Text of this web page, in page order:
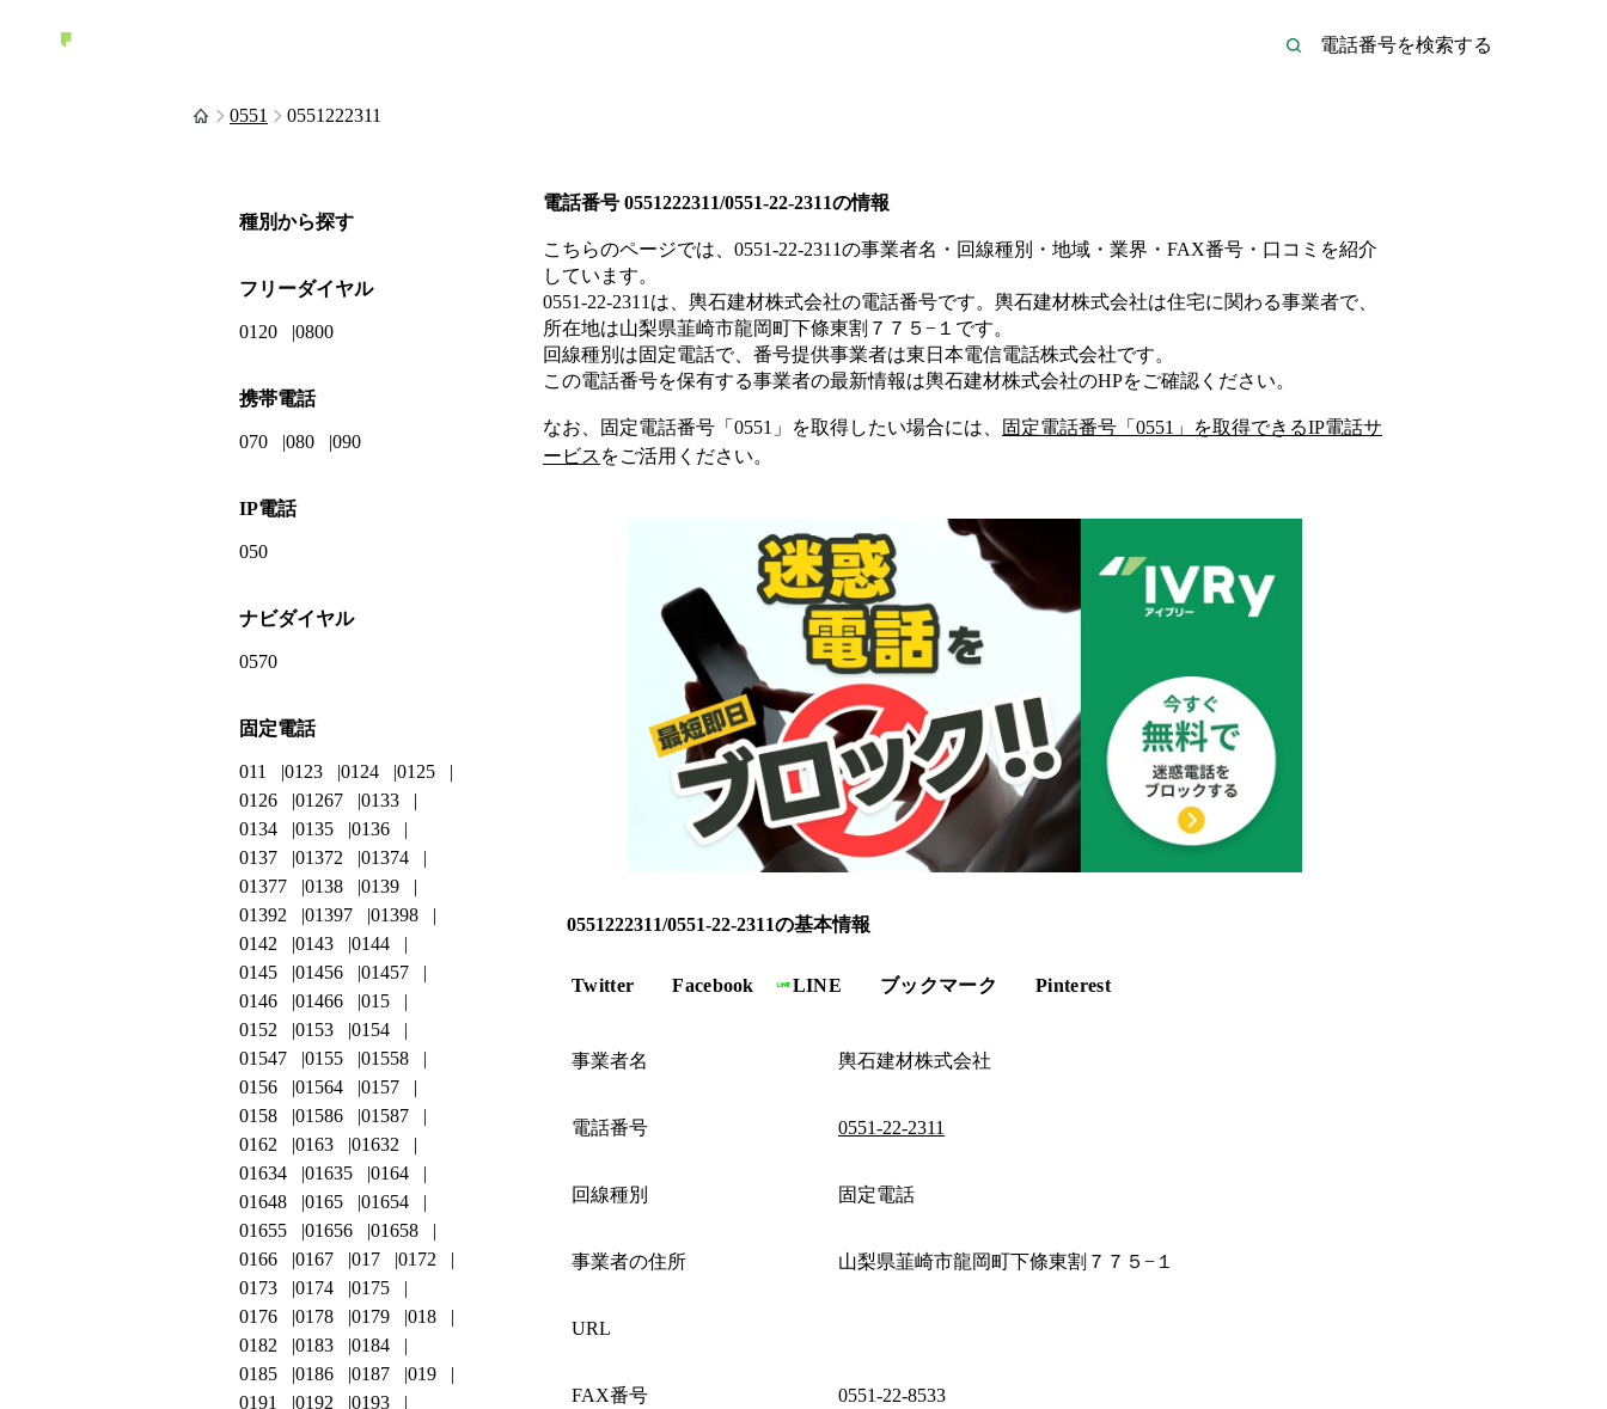
0551 0551222311
電話番号 0551222311/0551-22-2311の情報
こちらのページでは、 0551-22-2311の事業者名・回線種別・地域・業界・FAX番号・口コミを紹介
しています。
0551-22-2311 は、 輿石建材株式会社の電話番号です。 輿石建材株式会社は住宅に関わる事業者で、
所在地は山梨県韮崎市龍岡町下條東割７７５−１ です。
回線種別は固定電話で、番号提供事業者は東日本電信電話株式会社です。
この電話番号を保有する事業者の最新情報は輿石建材株式会社のHPをご確認ください。
なお、固定電話番号「 0551 」を取得したい場合には、 固定電話番号「 0551 」を取得できるIP電話サ
ービス をご活用ください。
0551222311/0551-22-2311の基本情報
Twitter Facebook LINE ブックマーク Pinterest
事業者名 輿石建材株式会社
電話番号 0551-22-2311
回線種別 固定電話
事業者の住所 山梨県韮崎市龍岡町下條東割７７５−１
URL
FAX番号 0551-22-8533
種別から探す
フリーダイヤル
0120 0800
携帯電話
070 080 090
IP電話
050
ナビダイヤル
0570
固定電話
011 0123 0124
0125
0126
01267
0133
0134
0135
0136
0137
01372
01374
01377
0138
0139
01392
01397
01398
0142
0143
0144
0145
01456
01457
0146
01466
015
0152
0153
0154
01547
0155
01558
0156
01564
0157
0158
01586
01587
0162
0163
01632
01634
01635
0164
01648
0165
01654
01655
01656
01658
0166
0167 017
0172
0173
0174
0175
0176
0178 0179
018
0182
0183
0184
0185
0186 0187
019
0191
0192
0193